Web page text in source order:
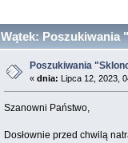
Wątek: Poszukiwania
Poszukiwania
« dnia: Lipca 12, 2023,
Szanowni Państwo,
Dosłownie przed chwilą